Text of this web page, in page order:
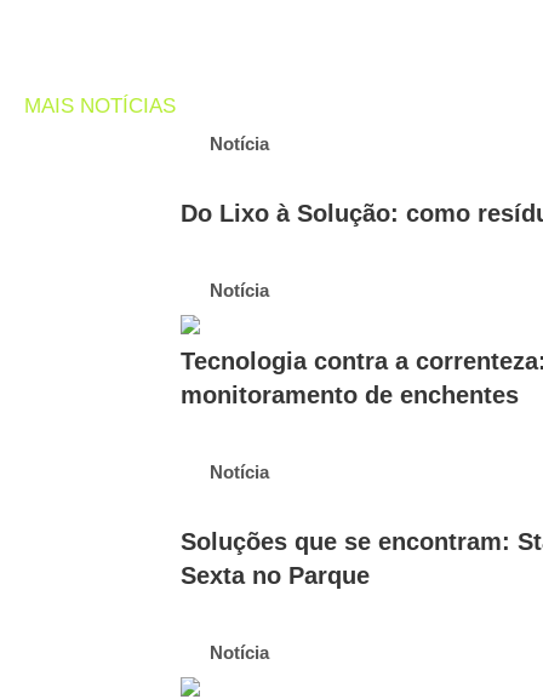
MAIS NOTÍCIAS
Notícia
Do Lixo à Solução: como
Notícia
Tecnologia contra a
monitoramento de enchentes
Notícia
Soluções que se encontram:
Sexta no Parque
Notícia